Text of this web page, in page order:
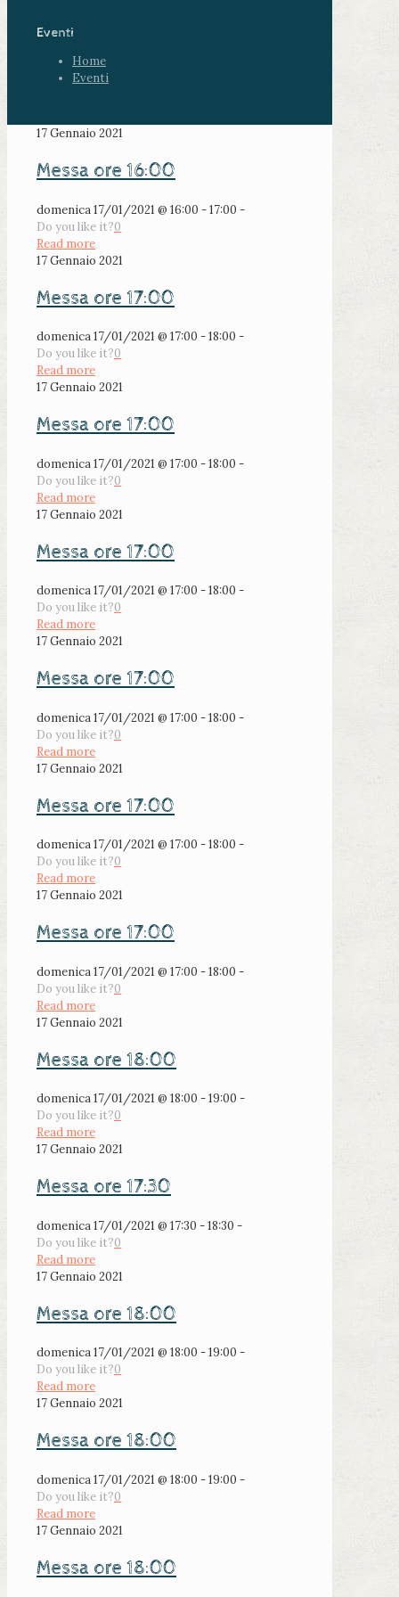
Eventi
Home
Eventi
17 Gennaio 2021
Messa ore 16:00
domenica 17/01/2021 @ 16:00 - 17:00 -
Do you like it?0
Read more
17 Gennaio 2021
Messa ore 17:00
domenica 17/01/2021 @ 17:00 - 18:00 -
Do you like it?0
Read more
17 Gennaio 2021
Messa ore 17:00
domenica 17/01/2021 @ 17:00 - 18:00 -
Do you like it?0
Read more
17 Gennaio 2021
Messa ore 17:00
domenica 17/01/2021 @ 17:00 - 18:00 -
Do you like it?0
Read more
17 Gennaio 2021
Messa ore 17:00
domenica 17/01/2021 @ 17:00 - 18:00 -
Do you like it?0
Read more
17 Gennaio 2021
Messa ore 17:00
domenica 17/01/2021 @ 17:00 - 18:00 -
Do you like it?0
Read more
17 Gennaio 2021
Messa ore 17:00
domenica 17/01/2021 @ 17:00 - 18:00 -
Do you like it?0
Read more
17 Gennaio 2021
Messa ore 18:00
domenica 17/01/2021 @ 18:00 - 19:00 -
Do you like it?0
Read more
17 Gennaio 2021
Messa ore 17:30
domenica 17/01/2021 @ 17:30 - 18:30 -
Do you like it?0
Read more
17 Gennaio 2021
Messa ore 18:00
domenica 17/01/2021 @ 18:00 - 19:00 -
Do you like it?0
Read more
17 Gennaio 2021
Messa ore 18:00
domenica 17/01/2021 @ 18:00 - 19:00 -
Do you like it?0
Read more
17 Gennaio 2021
Messa ore 18:00